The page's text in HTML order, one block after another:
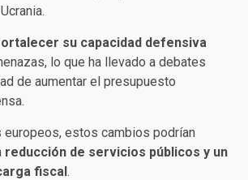
su capacidad defensiva
lo que ha llevado a debates
de aumentar el presupuesto
europeos, estos cambios podrían
reducción de servicios públicos y un
fiscal.